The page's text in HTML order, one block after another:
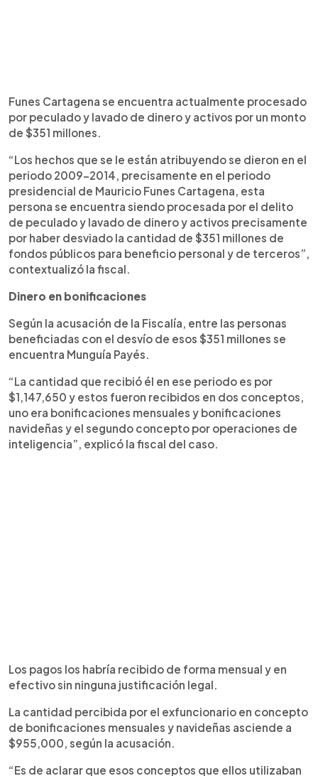
Funes Cartagena se encuentra actualmente procesado
por peculado y lavado de dinero y activos por un monto
de $351 millones.
“Los hechos que se le están atribuyendo se dieron en el
periodo 2009-2014, precisamente en el periodo
presidencial de Mauricio Funes Cartagena, esta
persona se encuentra siendo procesada por el delito
de peculado y lavado de dinero y activos precisamente
por haber desviado la cantidad de $351 millones de
fondos públicos para beneficio personal y de terceros”,
contextualizó la fiscal.
Dinero en bonificaciones
Según la acusación de la Fiscalía, entre las personas
beneficiadas con el desvío de esos $351 millones se
encuentra Munguía Payés.
“La cantidad que recibió él en ese periodo es por
$1,147,650 y estos fueron recibidos en dos conceptos,
uno era bonificaciones mensuales y bonificaciones
navideñas y el segundo concepto por operaciones de
inteligencia”, explicó la fiscal del caso.
Los pagos los habría recibido de forma mensual y en
efectivo sin ninguna justificación legal.
La cantidad percibida por el exfuncionario en concepto
de bonificaciones mensuales y navideñas asciende a
$955,000, según la acusación.
“Es de aclarar que esos conceptos que ellos utilizaban